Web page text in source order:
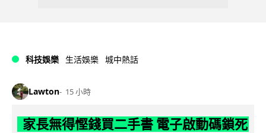
科技娛樂 生活娛樂 城中熱話
Lawton 15 小時
家長無得慳錢買二手書 電子啟動碼鎖死